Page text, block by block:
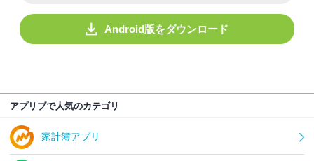
Android版をダウンロード
アプリブで人気のカテゴリ
家計簿アプリ